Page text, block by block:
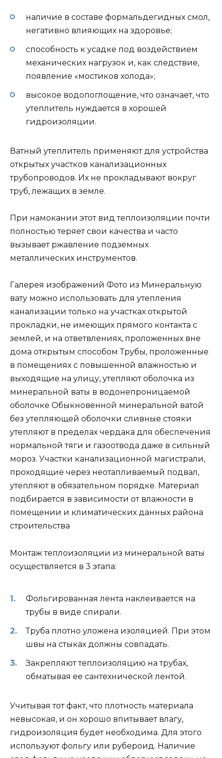
наличие в составе формальдегидных смол,
негативно влияющих на здоровье;
способность к усадке под воздействием
механических нагрузок и, как следствие,
появление «мостиков холода»;
высокое водопоглощение, что означает, что
утеплитель нуждается в хорошей
гидроизоляции.
Ватный утеплитель применяют для устройства
открытых участков канализационных
трубопроводов. Их не прокладывают вокруг
труб, лежащих в земле.
При намокании этот вид теплоизоляции почти
полностью теряет свои качества и часто
вызывает ржавление подземных
металлических инструментов.
Галерея изображений Фото из Минеральную
вату можно использовать для утепления
канализации только на участках открытой
прокладки, не имеющих прямого контакта с
землей, и на ответвлениях, проложенных вне
дома открытым способом Трубы, проложенные
в помещениях с повышенной влажностью и
выходящие на улицу, утепляют оболочка из
минеральной ваты в водонепроницаемой
оболочке Обыкновенной минеральной ватой
без утепляющей оболочки сливные стояки
утепляют в пределах чердака для обеспечения
нормальной тяги и газоотвода даже в сильный
мороз. Участки канализационной магистрали,
проходящие через неотапливаемый подвал,
утепляют в обязательном порядке. Материал
подбирается в зависимости от влажности в
помещении и климатических данных района
строительства
Монтаж теплоизоляции из минеральной ваты
осуществляется в 3 этапа:
Фольгированная лента наклеивается на
трубы в виде спирали.
Труба плотно уложена изоляцией. При этом
швы на стыках должны совпадать.
Закрепляют теплоизоляцию на трубах,
обматывая ее сантехнической лентой.
Учитывая тот факт, что плотность материала
невысокая, и он хорошо впитывает влагу,
гидроизоляция будет необходима. Для этого
используют фольгу или рубероид. Наличие